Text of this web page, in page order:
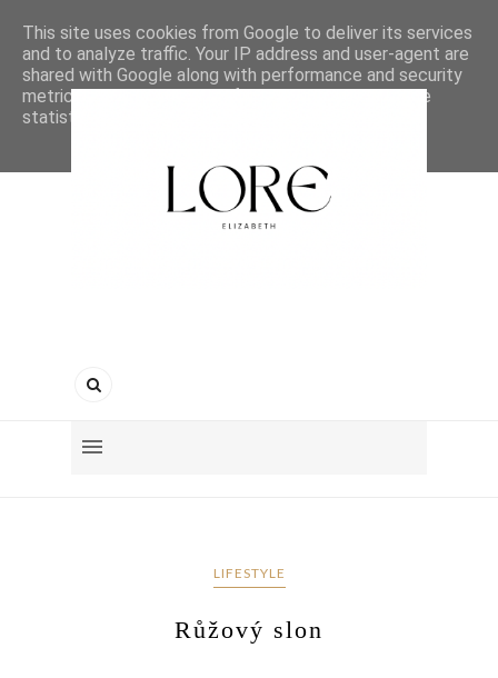
LIFESTYLE
Růžový slon
This site uses cookies from Google to deliver its services
and to analyze traffic. Your IP address and user-agent are
shared with Google along with performance and security
metrics to ensure quality of service, generate usage
statistics, and to detect and address abuse.